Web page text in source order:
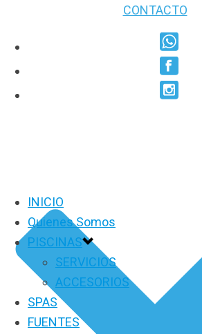
CONTACTO
INICIO
Quienes Somos
PISCINAS
SERVICIOS
ACCESORIOS
SPAS
FUENTES